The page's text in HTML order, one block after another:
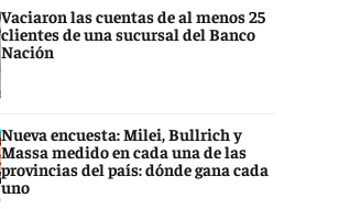
Vaciaron las cuentas de al menos 25
clientes de una sucursal del Banco
Nación
Nueva encuesta: Milei, Bullrich y
Massa medido en cada una de las
provincias del país: dónde gana cada
uno